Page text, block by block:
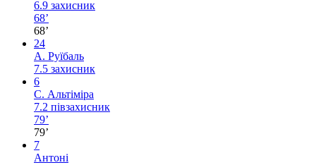
6.9 захисник
68’
68’
24
А. Руїбаль
7.5 захисник
6
С. Альтіміра
7.2 півзахисник
79’
79’
7
Антоні